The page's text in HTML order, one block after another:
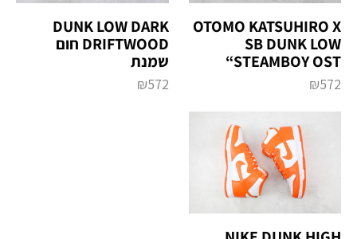
OTOMO KATSUHIRO X
SB DUNK LOW
“STEAMBOY OST
₪572
DUNK LOW DARK
DRIFTWOOD חום
שמנת
₪572